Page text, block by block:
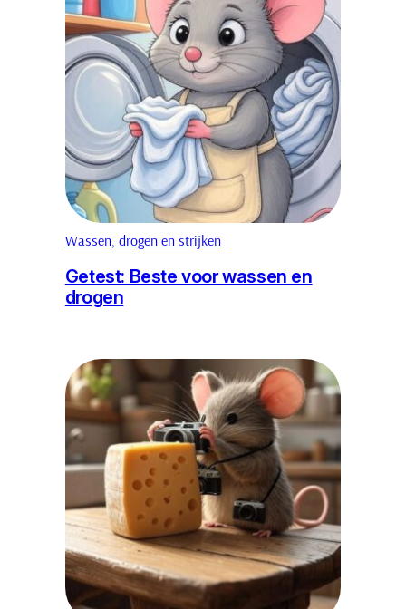
Wassen, drogen en strijken
Getest: Beste voor wassen en
drogen